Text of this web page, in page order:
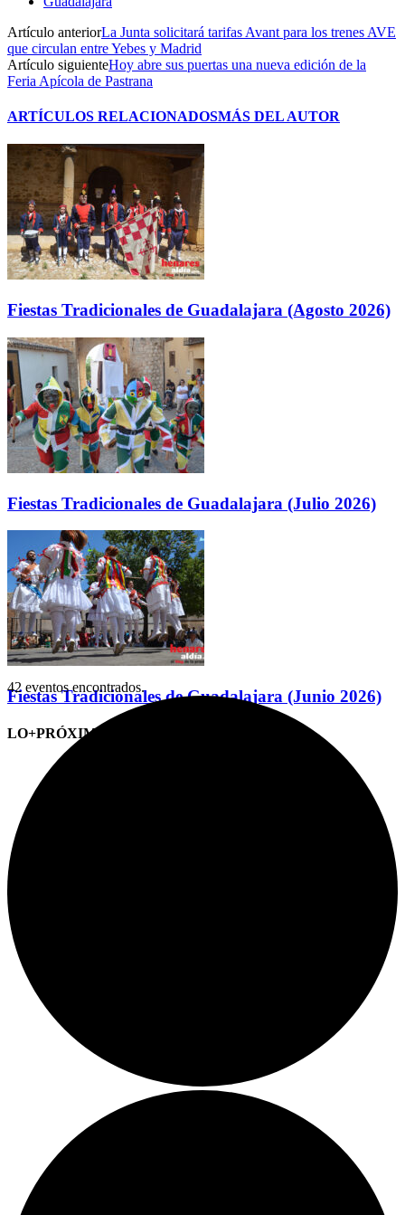
Artículo anteriorLa Junta solicitará tarifas Avant para los trenes AVE
que circulan entre Yebes y Madrid
Artículo siguienteHoy abre sus puertas una nueva edición de la
Feria Apícola de Pastrana
ARTÍCULOS RELACIONADOSMÁS DEL AUTOR
Fiestas Tradicionales de Guadalajara (Agosto 2026)
Fiestas Tradicionales de Guadalajara (Julio 2026)
Fiestas Tradicionales de Guadalajara (Junio 2026)
LO+PRÓXIMO (CITAS)
42 eventos encontrados.